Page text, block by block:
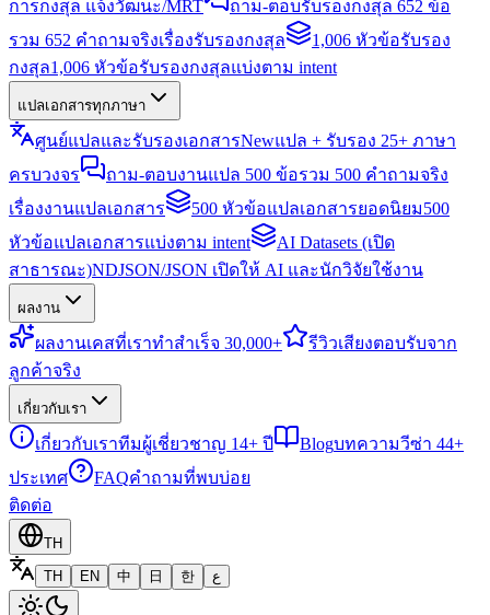
การกงสุล แจ้งวัฒนะ/MRT
ถาม-ตอบรับรองกงสุล 652 ข้อ
รวม 652 คำถามจริงเรื่องรับรองกงสุล
1,006 หัวข้อรับรอง
กงสุล1,006 หัวข้อรับรองกงสุลแบ่งตาม intent
แปลเอกสารทุกภาษา
ศูนย์แปลและรับรองเอกสารNewแปล + รับรอง 25+ ภาษา
ครบวงจร
ถาม-ตอบงานแปล 500 ข้อรวม 500 คำถามจริง
เรื่องงานแปลเอกสาร
500 หัวข้อแปลเอกสารยอดนิยม500
หัวข้อแปลเอกสารแบ่งตาม intent
AI Datasets (เปิด
สาธารณะ)NDJSON/JSON เปิดให้ AI และนักวิจัยใช้งาน
ผลงาน
ผลงานเคสที่เราทำสำเร็จ 30,000+ รีวิวเสียงตอบรับจาก
ลูกค้าจริง
เกี่ยวกับเรา
เกี่ยวกับเราทีมผู้เชี่ยวชาญ 14+ ปี Blogบทความวีซ่า 44+
ประเทศ
FAQคำถามที่พบบ่อย
ติดต่อ
TH
TH
EN 中 日 한 ع